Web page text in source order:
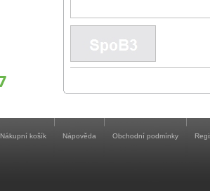
Nákupní košík Nápověda Obchodní podmínky